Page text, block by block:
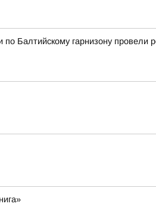
Балтийскому гарнизону провели